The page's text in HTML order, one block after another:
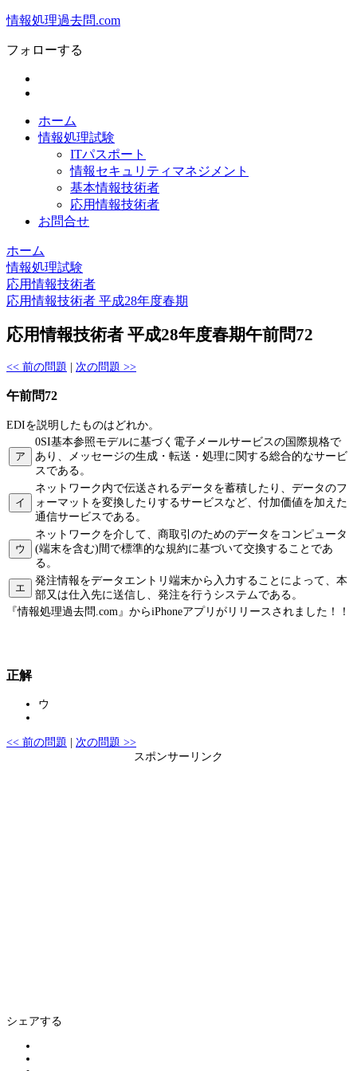
情報処理過去問.com
フォローする
ホーム
情報処理試験
ITパスポート
情報セキュリティマネジメント
基本情報技術者
応用情報技術者
お問合せ
ホーム
情報処理試験
応用情報技術者
応用情報技術者 平成28年度春期
応用情報技術者 平成28年度春期午前問72
<< 前の問題 次の問題 >>
午前問72
EDIを説明したものはどれか。
ア
0SI基本参照モデルに基づく電子メールサービスの国際規格で
あり、メッセージの生成・転送・処理に関する総合的なサービ
スである。
イ
ネットワーク内で伝送されるデータを蓄積したり、データのフ
ォーマットを変換したりするサービスなど、付加価値を加えた
通信サービスである。
ウ
ネットワークを介して、商取引のためのデータをコンピュータ
(端末を含む)間で標準的な規約に基づいて交換することであ
る。
エ
発注情報をデータエントリ端末から入力することによって、本
部又は仕入先に送信し、発注を行うシステムである。
『情報処理過去問.com』からiPhoneアプリがリリースされました！！
正解
ウ
<< 前の問題
次の問題 >>
スポンサーリンク
シェアする